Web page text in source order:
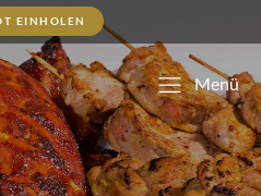
EINHOLEN
Menü